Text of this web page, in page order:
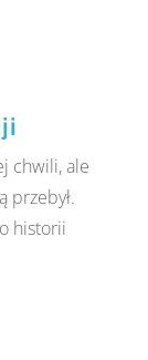
chwili, ale
przebył.
historii